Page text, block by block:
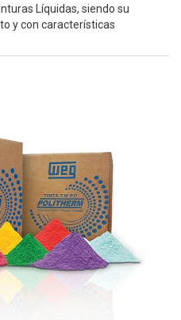
Líquidas, siendo su
y con características